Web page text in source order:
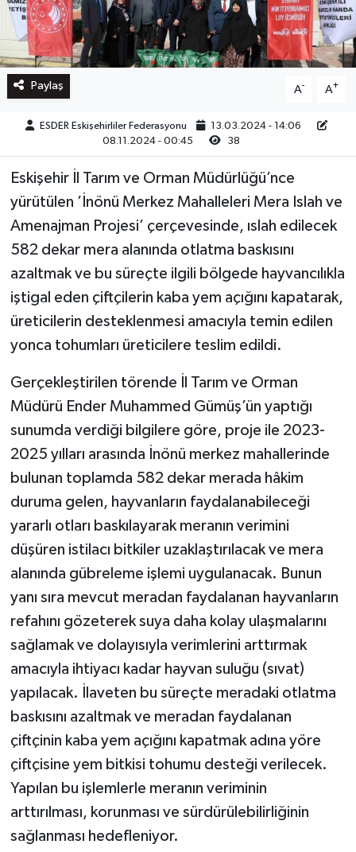
Paylaş A- A+
ESDER Eskişehirliler Federasyonu
13.03.2024 - 14:06
08.11.2024 - 00:45
38
Eskişehir İl Tarım ve Orman Müdürlüğü’nce
yürütülen ’İnönü Merkez Mahalleleri Mera Islah ve
Amenajman Projesi’ çerçevesinde, ıslah edilecek
582 dekar mera alanında otlatma baskısını
azaltmak ve bu süreçte ilgili bölgede hayvancılıkla
iştigal eden çiftçilerin kaba yem açığını kapatarak,
üreticilerin desteklenmesi amacıyla temin edilen
yonca tohumları üreticilere teslim edildi.
Gerçekleştirilen törende İl Tarım ve Orman
Müdürü Ender Muhammed Gümüş’ün yaptığı
sunumda verdiği bilgilere göre, proje ile 2023-
2025 yılları arasında İnönü merkez mahallerinde
bulunan toplamda 582 dekar merada hâkim
duruma gelen, hayvanların faydalanabileceği
yararlı otları baskılayarak meranın verimini
düşüren istilacı bitkiler uzaklaştırılacak ve mera
alanında gübreleme işlemi uygulanacak. Bunun
yanı sıra mevcut meradan faydalanan hayvanların
refahını gözeterek suya daha kolay ulaşmalarını
sağlamak ve dolayısıyla verimlerini arttırmak
amacıyla ihtiyacı kadar hayvan suluğu (sıvat)
yapılacak. İlaveten bu süreçte meradaki otlatma
baskısını azaltmak ve meradan faydalanan
çiftçinin kaba yem açığını kapatmak adına yöre
çiftçisine yem bitkisi tohumu desteği verilecek.
Yapılan bu işlemlerle meranın veriminin
arttırılması, korunması ve sürdürülebilirliğinin
sağlanması hedefleniyor.